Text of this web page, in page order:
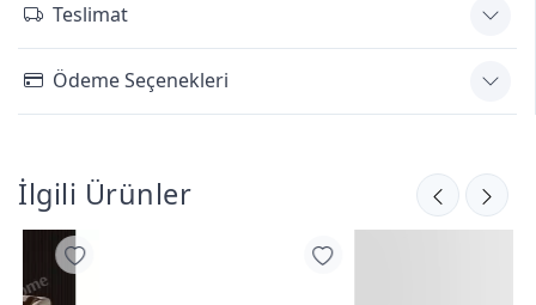
Teslimat
Ödeme Seçenekleri
İlgili Ürünler